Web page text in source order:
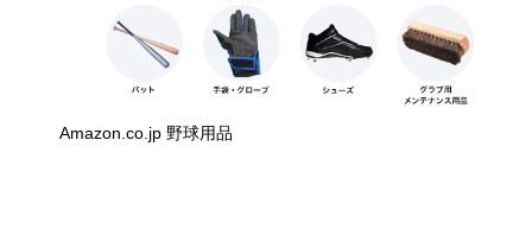
Amazon.co.jp 野球用品